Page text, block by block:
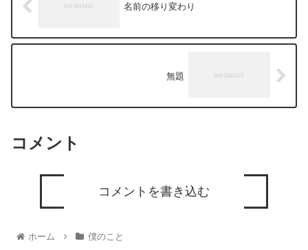
名前の移り変わり
無題
コメント
コメントを書き込む
ホーム 僕のこと